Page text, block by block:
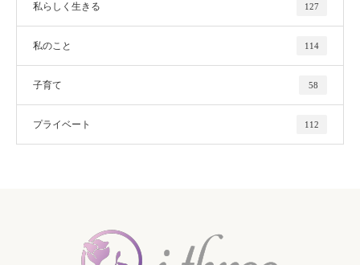
私らしく生きる 127
私のこと 114
子育て 58
プライベート 112